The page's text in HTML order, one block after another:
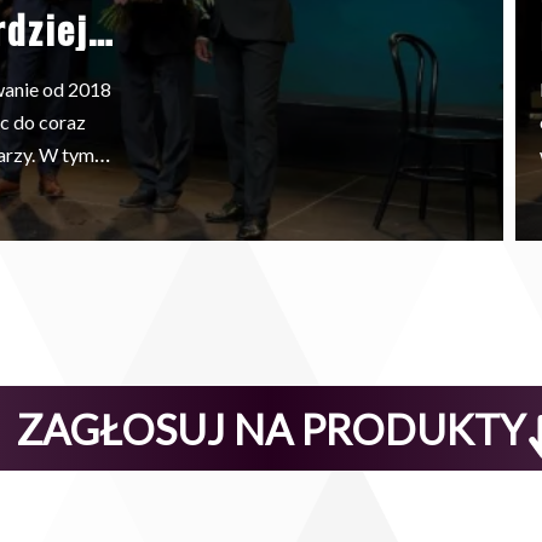
od 2018
do coraz
W tym
głos na
się w ich
ZAGŁOSUJ NA PRODUKTY